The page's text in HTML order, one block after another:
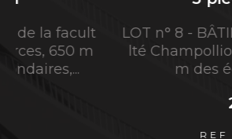
Services immobiliers à
sa région
Réaliser une transaction
LOT n° 5 BÂTIMENT B En
é Champollion et des
des écoles primaires et
REF :